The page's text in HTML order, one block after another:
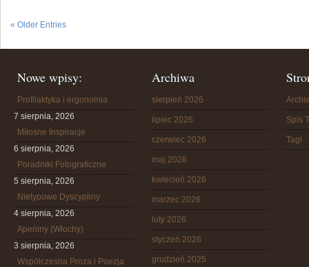
« Older Entries
Nowe wpisy:
Profilaktyka i ergonomia
7 sierpnia, 2026
Miłosne Inspiracje
6 sierpnia, 2026
Poradniki Fotograficzne
5 sierpnia, 2026
Nietypowe Dyscypliny
4 sierpnia, 2026
Apeniny (Włochy)
3 sierpnia, 2026
Współczesna Proza i Poezja
Archiwa
sierpień 2026
lipiec 2026
czerwiec 2026
maj 2026
kwiecień 2026
marzec 2026
luty 2026
styczeń 2026
grudzień 2025
Spis
Tagi